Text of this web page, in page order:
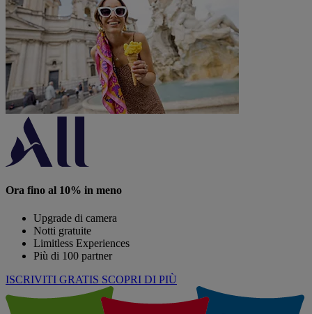
Ora fino al 10% in meno
Upgrade di camera
Notti gratuite
Limitless Experiences
Più di 100 partner
ISCRIVITI GRATIS SCOPRI DI PIÙ